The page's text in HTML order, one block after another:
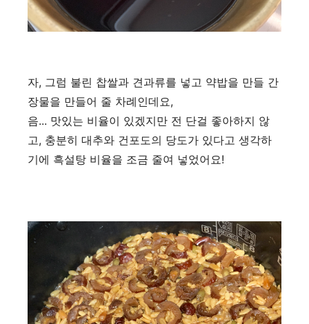
자, 그럼 불린 찹쌀과 견과류를 넣고 약밥을 만들 간
장물을 만들어 줄 차례인데요,
음... 맛있는 비율이 있겠지만 전 단걸 좋아하지 않
고, 충분히 대추와 건포도의 당도가 있다고 생각하
기에 흑설탕 비율을 조금 줄여 넣었어요!